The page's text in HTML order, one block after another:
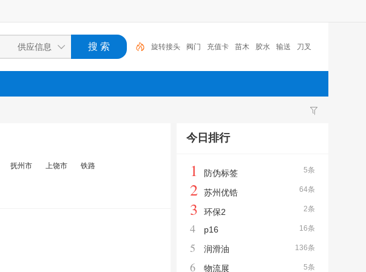
旋转接头 阀门 充值卡 苗木 胶水 输送 刀叉
胶带 隐形防护网 润滑油
抚州市 上饶市 铁路
今日排行
5条
1 防伪标签
64条
2 苏州优锆
2条
3 环保2
16条
4 p16
136条
5 润滑油
5条
6 物流展